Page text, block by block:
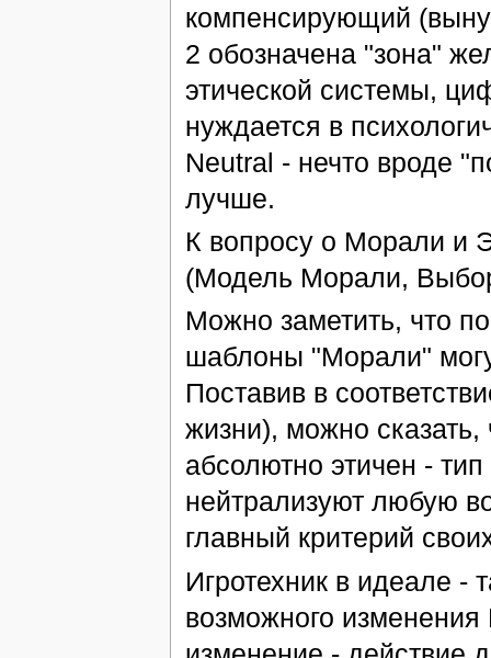
компенсирующий
2 обозначена "зона"
этической системы,
нуждается в
Neutral - нечто вроде
лучше.
К вопросу о Морали и
(Модель Морали,
Можно заметить, что
шаблоны "Морали"
Поставив в
жизни), можно
абсолютно этичен -
нейтрализуют любую
главный критерий
Игротехник в идеале -
возможного